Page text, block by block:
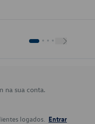
na sua conta.
logados. Entrar